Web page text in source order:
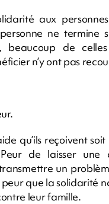
aux
ne termine
beaucoup de
n’y ont pas
qu’ils reçoivent
Peur de laisser
un
que la solidarité
leur famille.